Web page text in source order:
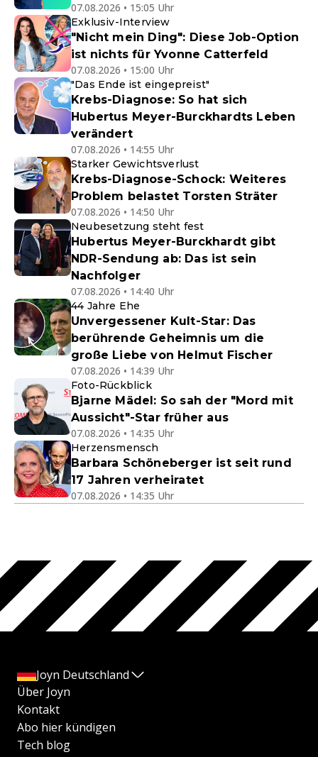
07.08.2026 • 15:05 Uhr
Exklusiv-Interview
"Nicht mein Ding": Diese Job-Option
ist nichts für Yvonne Catterfeld
07.08.2026 • 15:00 Uhr
"Das Ende ist eingepreist"
Krebs-Diagnose: So hat sich
Hubertus Meyer-Burckhardts Leben
verändert
07.08.2026 • 14:55 Uhr
Starker Gewichtsverlust
Krebs-Diagnose-Schock: Weiteres
Problem belastet Torsten Sträter
07.08.2026 • 14:50 Uhr
Neubesetzung steht fest
Hubertus Meyer-Burckhardt gibt
NDR-Sendung ab: Das ist sein
Nachfolger
07.08.2026 • 14:40 Uhr
44 Jahre Ehe
Unvergessener Kult-Star: Das
berührende Geheimnis um die
große Liebe von Helmut Fischer
07.08.2026 • 14:39 Uhr
Foto-Rückblick
Bjarne Mädel: So sah der "Mord mit
Aussicht"-Star früher aus
07.08.2026 • 14:35 Uhr
Herzensmensch
Barbara Schöneberger ist seit rund
17 Jahren verheiratet
07.08.2026 • 14:35 Uhr
Joyn Deutschland
Über Joyn
Kontakt
Abo hier kündigen
Tech blog